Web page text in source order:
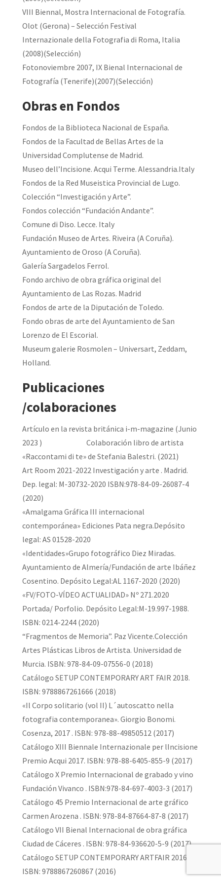
VIII Biennal, Mostra Internacional de Fotografía.
Olot (Gerona) – Selección Festival
Internazionale della Fotografia di Roma, Italia
(2008)(Selección)
Fotonoviembre 2007, IX Bienal Internacional de
Fotografía (Tenerife)(2007)(Selección)
Obras en Fondos
Fondos de la Biblioteca Nacional de España.
Fondos de la Facultad de Bellas Artes de la
Universidad Complutense de Madrid.
Museo dell’Incisione. Acqui Terme. Alessandria.Italy
Fondos de la Red Museistica Provincial de Lugo.
Colección “Investigación y Arte”.
Fondos colección “Fundación Andante”.
Comune di Diso. Lecce. Italy
Fundación Museo de Artes. Riveira (A Coruña).
Ayuntamiento de Oroso (A Coruña).
Galería Sargadelos Ferrol.
Fondo archivo de obra gráfica original del
Ayuntamiento de Las Rozas. Madrid
Fondos de arte de la Diputación de Toledo.
Fondo obras de arte del Ayuntamiento de San
Lorenzo de El Escorial.
Museum galerie Rosmolen – Universart, Zeddam,
Holland.
Publicaciones
/colaboraciones
Artículo en la revista británica i-m-magazine (Junio
2023 ) Colaboración libro de artista
«Raccontami di te» de Stefania Balestri. (2021)
Art Room 2021-2022 Investigación y arte . Madrid.
Dep. legal: M-30732-2020 ISBN:978-84-09-26087-4
(2020)
«Amalgama Gráfica III internacional
contemporánea» Ediciones Pata negra.Depósito
legal: AS 01528-2020
«Identidades»Grupo fotográfico Diez Miradas.
Ayuntamiento de Almería/Fundación de arte Ibáñez
Cosentino. Depósito Legal:AL 1167-2020 (2020)
«FV/FOTO-VÍDEO ACTUALIDAD» Nº 271.2020
Portada/ Porfolio. Depósito Legal:M-19.997-1988.
ISBN: 0214-2244 (2020)
“Fragmentos de Memoria”. Paz Vicente.Colección
Artes Plásticas Libros de Artista. Universidad de
Murcia. ISBN: 978-84-09-07556-0 (2018)
Catálogo SETUP CONTEMPORARY ART FAIR 2018.
ISBN: 9788867261666 (2018)
«Il Corpo solitario (vol II) L´autoscatto nella
fotografia contemporanea». Giorgio Bonomi.
Cosenza, 2017 . ISBN: 978-88-49850512 (2017)
Catálogo XIII Biennale Internazionale per lIncisione
Premio Acqui 2017. ISBN: 978-88-6405-855-9 (2017)
Catálogo X Premio Internacional de grabado y vino
Fundación Vivanco . ISBN:978-84-697-4003-3 (2017)
Catálogo 45 Premio Internacional de arte gráfico
Carmen Arozena . ISBN: 978-84-87664-87-8 (2017)
Catálogo VII Bienal Internacional de obra gráfica
Ciudad de Cáceres . ISBN: 978-84-936620-5-9 (2017)
Catálogo SETUP CONTEMPORARY ARTFAIR 2016.
ISBN: 9788867260867 (2016)